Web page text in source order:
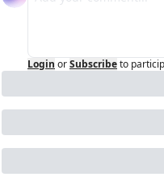
Login orSubscribeto